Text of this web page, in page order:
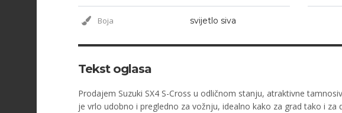
Boja svijetlo siva
Tekst oglasa
Prodajem Suzuki SX4 S-Cross u odličnom stanju, atraktivne
je vrlo udobno i pregledno za vožnju, idealno kako za grad tako i